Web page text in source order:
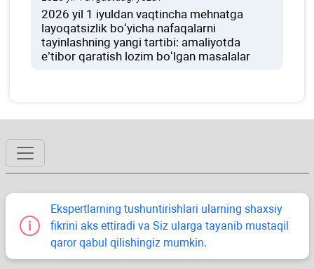
2026 yil 1 iyuldan vaqtincha mehnatga
layoqatsizlik boʻyicha nafaqalarni
tayinlashning yangi tartibi: amaliyotda
e’tibor qaratish lozim boʻlgan masalalar
Ekspertlarning tushuntirishlari ularning shaхsiy
fikrini aks ettiradi va Siz ularga tayanib mustaqil
qaror qabul qilishingiz mumkin.